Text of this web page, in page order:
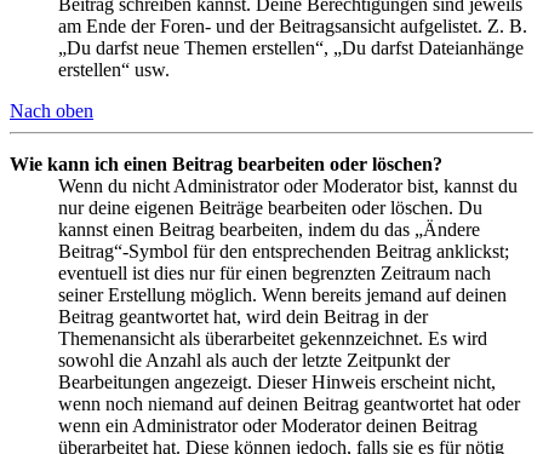
Beitrag schreiben kannst. Deine Berechtigungen sind jeweils
am Ende der Foren- und der Beitragsansicht aufgelistet. Z. B.
„Du darfst neue Themen erstellen“, „Du darfst Dateianhänge
erstellen“ usw.
Nach oben
Wie kann ich einen Beitrag bearbeiten oder löschen?
Wenn du nicht Administrator oder Moderator bist, kannst du
nur deine eigenen Beiträge bearbeiten oder löschen. Du
kannst einen Beitrag bearbeiten, indem du das „Ändere
Beitrag“-Symbol für den entsprechenden Beitrag anklickst;
eventuell ist dies nur für einen begrenzten Zeitraum nach
seiner Erstellung möglich. Wenn bereits jemand auf deinen
Beitrag geantwortet hat, wird dein Beitrag in der
Themenansicht als überarbeitet gekennzeichnet. Es wird
sowohl die Anzahl als auch der letzte Zeitpunkt der
Bearbeitungen angezeigt. Dieser Hinweis erscheint nicht,
wenn noch niemand auf deinen Beitrag geantwortet hat oder
wenn ein Administrator oder Moderator deinen Beitrag
überarbeitet hat. Diese können jedoch, falls sie es für nötig